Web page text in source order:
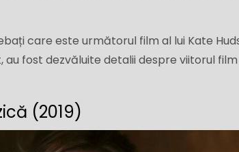
care este următorul film al lui Kate
fost dezvăluite detalii despre viitorul film
(2019)